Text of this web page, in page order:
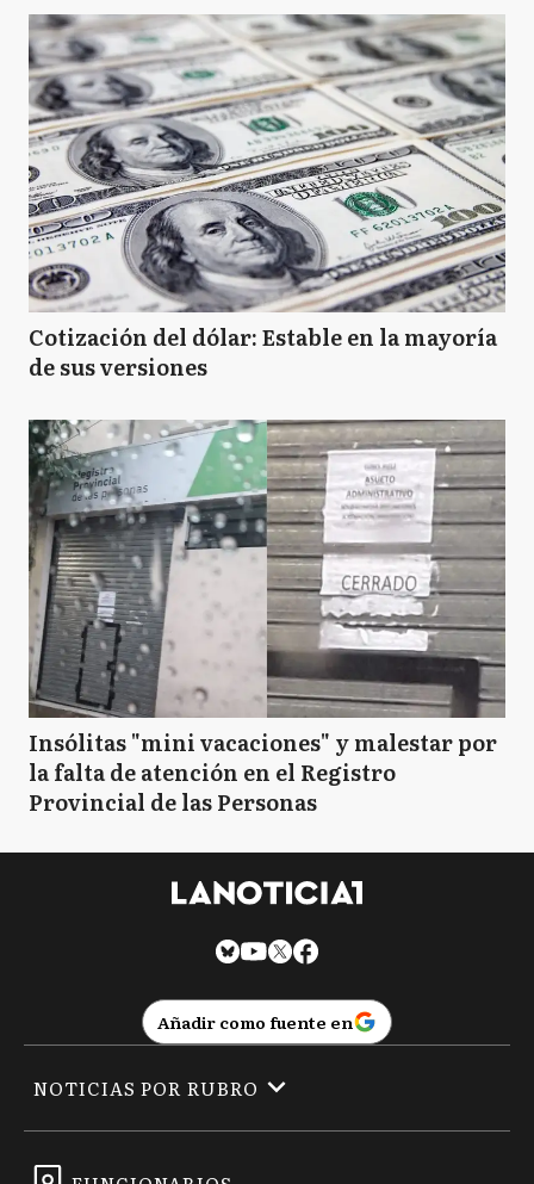
Cotización del dólar: Estable en la mayoría
de sus versiones
Insólitas "mini vacaciones" y malestar por
la falta de atención en el Registro
Provincial de las Personas
Añadir como fuente en
NOTICIAS POR RUBRO